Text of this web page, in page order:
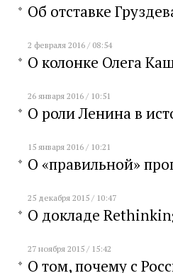
Об отставке
2 февраля 2016 / 08:54
О колонке Олега
26 января 2016 / 10:51
О роли Ленина в
15 января 2016 / 10:21
О «правильной»
25 декабря 2015 / 10:47
О докладе
27 ноября 2015 / 15:42
О том, почему с